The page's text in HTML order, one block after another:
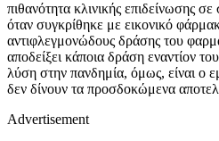
πιθανότητα κλινικής επιδείνωσης
όταν συγκρίθηκε με εικονικό
αντιφλεγμονώδους δράσης του
αποδείξει κάποια δράση εναντίον
λύση στην πανδημία, όμως, είναι ο
δεν δίνουν τα προσδοκώμενα
Advertisement